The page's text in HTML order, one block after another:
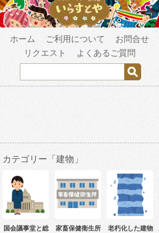
ホーム ご利用について
お問合せ
リクエスト
よくあるご質問
カテゴリー「建物」
国会議事堂と総
家畜保健衛生所
老朽化した建物